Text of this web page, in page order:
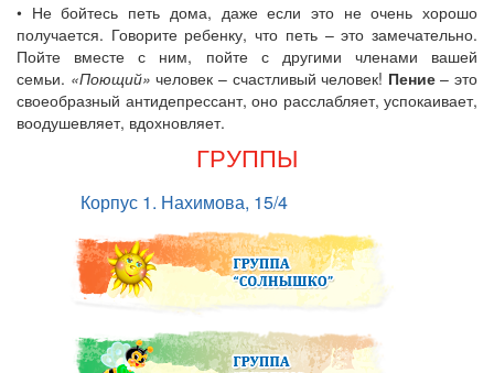
• Не бойтесь петь дома, даже если это не очень хорошо
получается. Говорите ребенку, что петь – это замечательно.
Пойте вместе с ним, пойте с другими членами вашей
семьи. «Поющий» человек – счастливый человек! Пение– это
своеобразный антидепрессант, оно расслабляет, успокаивает,
воодушевляет, вдохновляет.
ГРУППЫ
Корпус 1. Нахимова, 15/4